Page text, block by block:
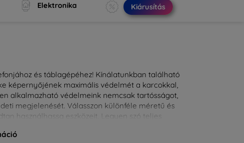
Elektronika Kiárusítás
és táblagépéhez! Kínálatunkban található
képernyőjének maximális védelmét a karcokkal,
alkalmazható védelmeink nemcsak tartósságot,
megjelenését. Válasszon különféle méretű és
használhassa eszközeit. Legyen szó teljes